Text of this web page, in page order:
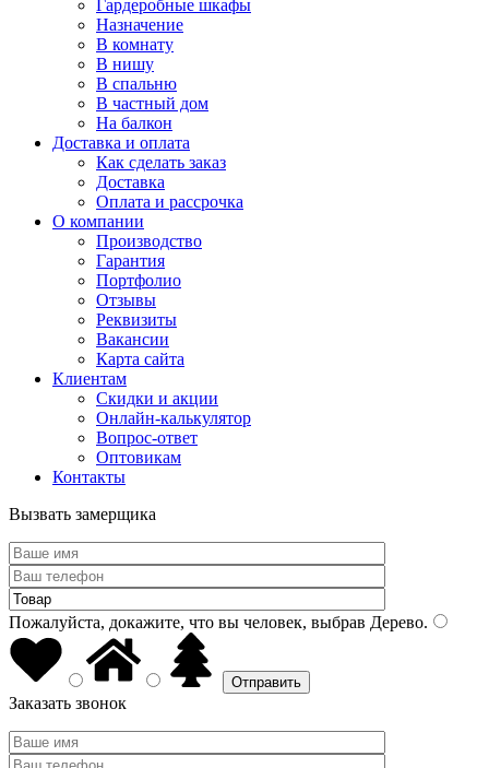
Гардеробные шкафы
Назначение
В комнату
В нишу
В спальню
В частный дом
На балкон
Доставка и оплата
Как сделать заказ
Доставка
Оплата и рассрочка
О компании
Производство
Гарантия
Портфолио
Отзывы
Реквизиты
Вакансии
Карта сайта
Клиентам
Скидки и акции
Онлайн-калькулятор
Вопрос-ответ
Оптовикам
Контакты
Вызвать замерщика
Пожалуйста, докажите, что вы человек, выбрав Дерево.
Заказать звонок